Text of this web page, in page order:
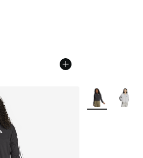
Weitere Farben